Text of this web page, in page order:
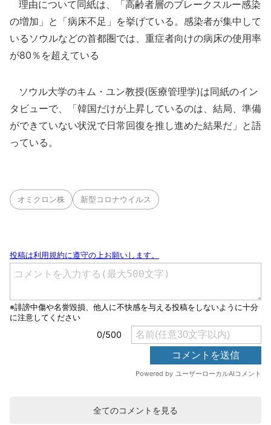
理由について同紙は、「高齢者層のブレークスルー感染
の増加」と「病床不足」を挙げている。感染者が集中して
いるソウルなどの首都圏では、重症者向けの病床の使用率
が80％を超えている
ソウル大学のキム・ユン教授(医療管理学)は同紙のイン
タビューで、「韓国だけが上昇しているのは、結局、準備
ができていない状況で日常回復を推し進めた結果だ」と語
っている。
オミクロン株 新型コロナウイルス
全てのコメントを見る